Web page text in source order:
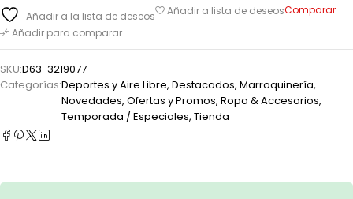
Añadir a la lista de deseos Añadir a lista de deseosComparar
Añadir para comparar
SKU:D63-3219077
Categorías:Deportes y Aire Libre, Destacados, Marroquinería,
Novedades, Ofertas y Promos, Ropa & Accesorios,
Temporada / Especiales, Tienda